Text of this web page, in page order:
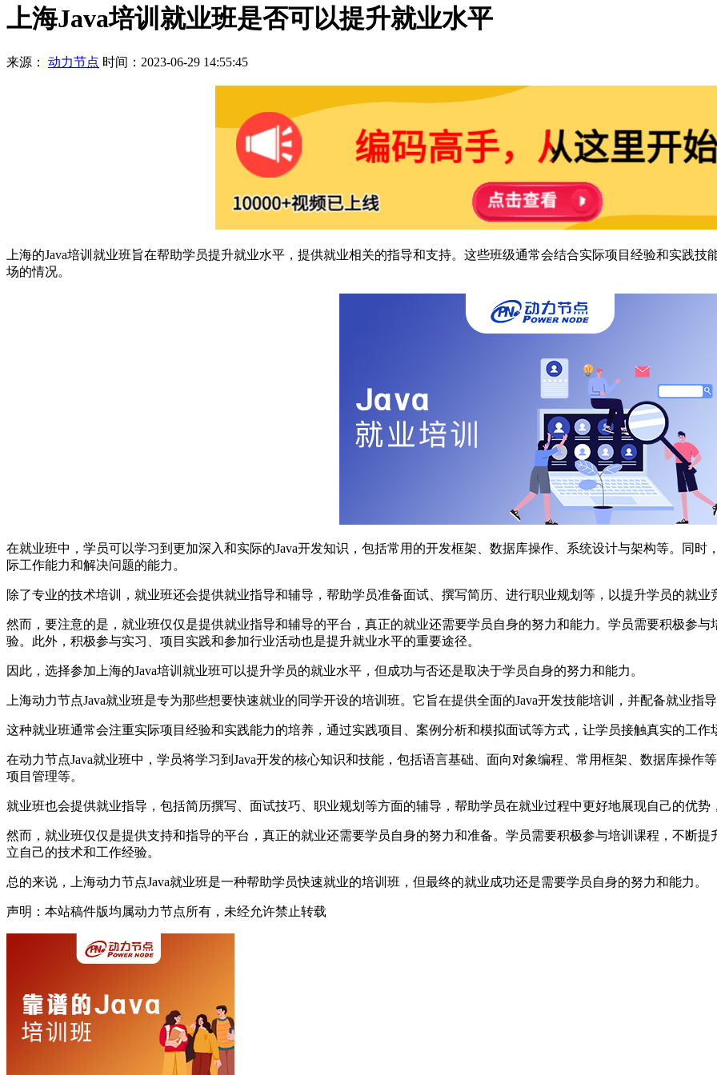
上海Java培训就业班是否可以提升就业水平
来源： 动力节点 时间：2023-06-29 14:55:45
上海的Java培训就业班旨在帮助学员提升就业水平，提供就业相关的指导和支持。这些班级通常会结合实际项目经验和实践
场的情况。
在就业班中，学员可以学习到更加深入和实际的Java开发知识，包括常用的开发框架、数据库操作、系统设计与架构等。同
际工作能力和解决问题的能力。
除了专业的技术培训，就业班还会提供就业指导和辅导，帮助学员准备面试、撰写简历、进行职业规划等，以提升学员的就业
然而，要注意的是，就业班仅仅是提供就业指导和辅导的平台，真正的就业还需要学员自身的努力和能力。学员需要积极参
验。此外，积极参与实习、项目实践和参加行业活动也是提升就业水平的重要途径。
因此，选择参加上海的Java培训就业班可以提升学员的就业水平，但成功与否还是取决于学员自身的努力和能力。
上海动力节点Java就业班是专为那些想要快速就业的同学开设的培训班。它旨在提供全面的Java开发技能培训，并配备就业
这种就业班通常会注重实际项目经验和实践能力的培养，通过实践项目、案例分析和模拟面试等方式，让学员接触真实的工
在动力节点Java就业班中，学员将学习到Java开发的核心知识和技能，包括语言基础、面向对象编程、常用框架、数据库操
项目管理等。
就业班也会提供就业指导，包括简历撰写、面试技巧、职业规划等方面的辅导，帮助学员在就业过程中更好地展现自己的优
然而，就业班仅仅是提供支持和指导的平台，真正的就业还需要学员自身的努力和准备。学员需要积极参与培训课程，不断
立自己的技术和工作经验。
总的来说，上海动力节点Java就业班是一种帮助学员快速就业的培训班，但最终的就业成功还是需要学员自身的努力和能力。
声明：本站稿件版均属动力节点所有，未经允许禁止转载